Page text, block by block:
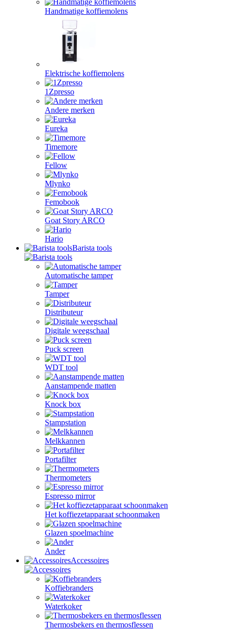
Handmatige koffiemolens
Elektrische koffiemolens
1Zpresso
Andere merken
Eureka
Timemore
Fellow
Mlynko
Femobook
Goat Story ARCO
Hario
Barista tools
Automatische tamper
Tamper
Distributeur
Digitale weegschaal
Puck screen
WDT tool
Aanstampende matten
Knock box
Stampstation
Melkkannen
Portafilter
Thermometers
Espresso mirror
Het koffiezetapparaat schoonmaken
Glazen spoelmachine
Ander
Accessoires
Koffiebranders
Waterkoker
Thermosbekers en thermosflessen